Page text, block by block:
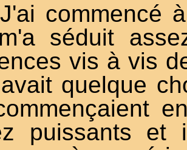
J'ai commencé
séduit
vis à vis
quelque
puissants